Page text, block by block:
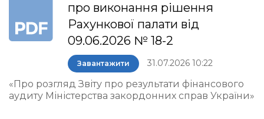
про виконання рішення
Рахункової палати від
09.06.2026 № 18-2
Завантажити 31.07.2026 10:22
«Про розгляд Звіту про результати фінансового
аудиту Міністерства закордонних справ України»